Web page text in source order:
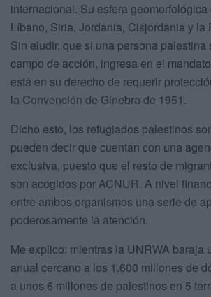
internacional. Su esfera
Líbano, Siria, Jordania, Cisjordania y la
Sin eludir, que si una persona palestina
campo de acción, ingresa en el
está en su derecho de requerir
la Convención de Ginebra de 1951.
Dicho esto, los refugiados palestinos
pueden decir que cuentan con una
exclusiva, puesto que el resto de
son acogidos por ACNUR. A nivel
entre ambos organismos una serie de
poderosamente la atención.
Me explico: mientras la UNRWA baraja
anual cercano a los 1.600 millones de
a unos 6 millones de palestinos en 5